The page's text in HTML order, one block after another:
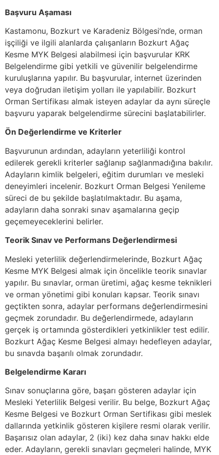
Başvuru Aşaması
Kastamonu, Bozkurt ve Karadeniz Bölgesi’nde, orman
işçiliği ve ilgili alanlarda çalışanların Bozkurt Ağaç
Kesme MYK Belgesi alabilmesi için başvurular KRK
Belgelendirme gibi yetkili ve güvenilir belgelendirme
kuruluşlarına yapılır. Bu başvurular, internet üzerinden
veya doğrudan iletişim yolları ile yapılabilir. Bozkurt
Orman Sertifikası almak isteyen adaylar da aynı süreçle
başvuru yaparak belgelendirme sürecini başlatabilirler.
Ön Değerlendirme ve Kriterler
Başvurunun ardından, adayların yeterliliği kontrol
edilerek gerekli kriterler sağlanıp sağlanmadığına bakılır.
Adayların kimlik belgeleri, eğitim durumları ve mesleki
deneyimleri incelenir. Bozkurt Orman Belgesi Yenileme
süreci de bu şekilde başlatılmaktadır. Bu aşama,
adayların daha sonraki sınav aşamalarına geçip
geçemeyeceklerini belirler.
Teorik Sınav ve Performans Değerlendirmesi
Mesleki yeterlilik değerlendirmelerinde, Bozkurt Ağaç
Kesme MYK Belgesi almak için öncelikle teorik sınavlar
yapılır. Bu sınavlar, orman üretimi, ağaç kesme teknikleri
ve orman yönetimi gibi konuları kapsar. Teorik sınavı
geçtikten sonra, adaylar performans değerlendirmesini
geçmek zorundadır. Bu değerlendirmede, adayların
gerçek iş ortamında gösterdikleri yetkinlikler test edilir.
Bozkurt Ağaç Kesme Belgesi almayı hedefleyen adaylar,
bu sınavda başarılı olmak zorundadır.
Belgelendirme Kararı
Sınav sonuçlarına göre, başarı gösteren adaylar için
Mesleki Yeterlilik Belgesi verilir. Bu belge, Bozkurt Ağaç
Kesme Belgesi ve Bozkurt Orman Sertifikası gibi meslek
dallarında yetkinlik gösteren kişilere resmi olarak verilir.
Başarısız olan adaylar, 2 (iki) kez daha sınav hakkı elde
eder. Adayların, gerekli sınavları geçmeleri halinde, MYK